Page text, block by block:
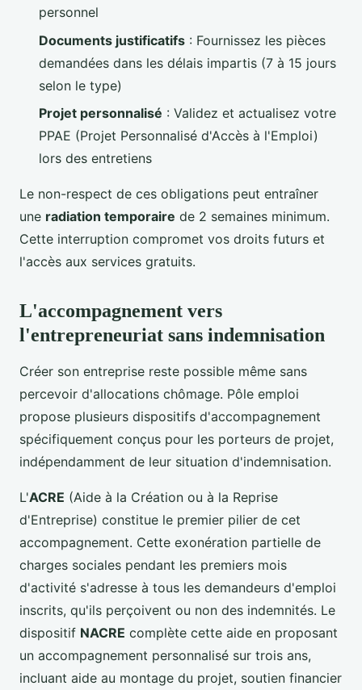
personnel
Documents justificatifs : Fournissez les pièces
demandées dans les délais impartis (7 à 15 jours
selon le type)
Projet personnalisé : Validez et actualisez votre
PPAE (Projet Personnalisé d'Accès à l'Emploi)
lors des entretiens
Le non-respect de ces obligations peut entraîner
une radiation temporaire de 2 semaines minimum.
Cette interruption compromet vos droits futurs et
l'accès aux services gratuits.
L'accompagnement vers
l'entrepreneuriat sans indemnisation
Créer son entreprise reste possible même sans
percevoir d'allocations chômage. Pôle emploi
propose plusieurs dispositifs d'accompagnement
spécifiquement conçus pour les porteurs de projet,
indépendamment de leur situation d'indemnisation.
L'ACRE (Aide à la Création ou à la Reprise
d'Entreprise) constitue le premier pilier de cet
accompagnement. Cette exonération partielle de
charges sociales pendant les premiers mois
d'activité s'adresse à tous les demandeurs d'emploi
inscrits, qu'ils perçoivent ou non des indemnités. Le
dispositif NACRE complète cette aide en proposant
un accompagnement personnalisé sur trois ans,
incluant aide au montage du projet, soutien financier